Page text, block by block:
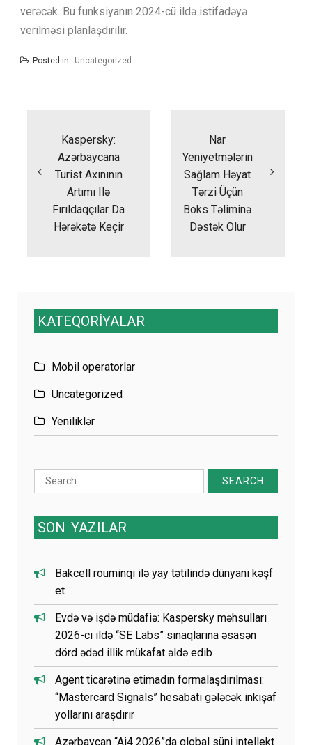
verəcək. Bu funksiyanın 2024-cü ildə istifadəyə
verilməsi planlaşdırılır.
Posted in Uncategorized
Kaspersky:
Azərbaycana
Turist Axınının
Artımı Ilə
Fırıldaqçılar Da
Hərəkətə Keçir
Nar
Yeniyetmələrin
Sağlam Həyat
Tərzi Üçün
Boks Təliminə
Dəstək Olur
KATEQORİYALAR
Mobil operatorlar
Uncategorized
Yeniliklər
Search
for:
SON YAZILAR
Bakcell rouminqi ilə yay tətilində dünyanı kəşf
et
Evdə və işdə müdafiə: Kaspersky məhsulları
2026-cı ildə “SE Labs” sınaqlarına əsasən
dörd ədəd illik mükafat əldə edib
Agent ticarətinə etimadın formalaşdırılması:
“Mastercard Signals” hesabatı gələcək inkişaf
yollarını araşdırır
Azərbaycan “Ai4 2026”da qlobal süni intellekt